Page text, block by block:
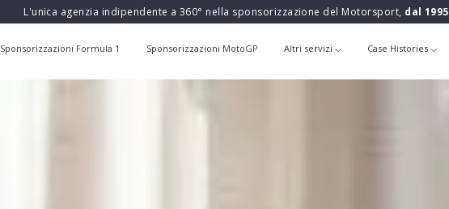
L'unica agenzia indipendente a 360° nella sponsorizzazione del Motorsport, dal 1995
Sponsorizzazioni Formula 1 Sponsorizzazioni MotoGP Altri servizi Case Histories